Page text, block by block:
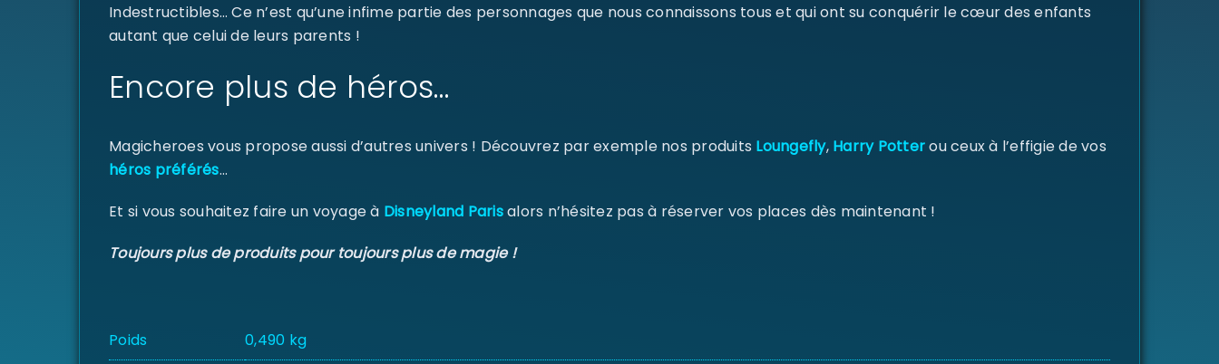
Indestructibles… Ce n’est qu’une infime partie des personnages que nous connaissons tous et qui ont su conquérir le cœur des enfants
autant que celui de leurs parents !
Encore plus de héros…
Magicheroes vous propose aussi d’autres univers ! Découvrez par exemple nos produits Loungefly,Harry Potterou ceux à l’effigie de vos
héros préférés…
Et si vous souhaitez faire un voyage à Disneyland Parisalors n’hésitez pas à réserver vos places dès maintenant !
Toujours plus de produits pour toujours plus de magie !
Poids 0,490 kg